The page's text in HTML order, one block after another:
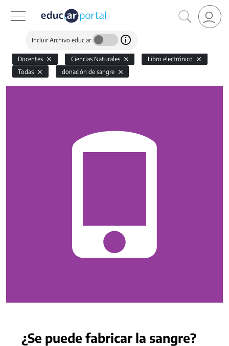
Incluir Archivo educ.ar
Docentes Ciencias Naturales
Libro electrónico
Todas
donación de sangre
¿Se puede fabricar la sangre?